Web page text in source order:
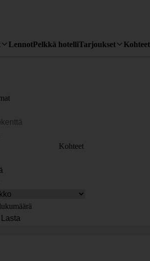
LennotPelkkä hotelliTarjoukset Kohteet
Kohteet